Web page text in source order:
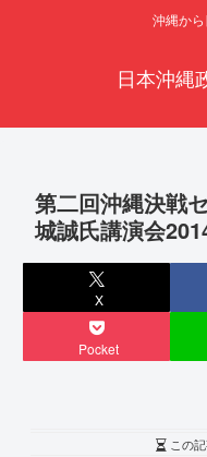
沖縄か
日本沖縄
第二回沖縄決戦
城誠氏講演会
X
Pocket
この